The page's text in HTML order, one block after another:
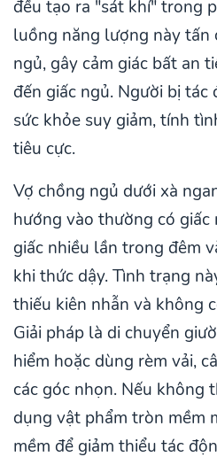
đều tạo ra "sát khí" trong
luồng năng lượng này tấn
ngủ, gây cảm giác bất an
đến giấc ngủ. Người bị tác
sức khỏe suy giảm, tính
tiêu cực.
Vợ chồng ngủ dưới xà
hướng vào thường có
giấc nhiều lần trong đêm
khi thức dậy. Tình trạng
thiếu kiên nhẫn và không
Giải pháp là di chuyển
hiểm hoặc dùng rèm vải,
các góc nhọn. Nếu không
dụng vật phẩm tròn mềm
mềm để giảm thiểu tác